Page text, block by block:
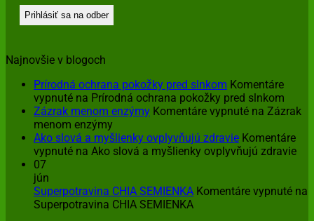
Najnovšie v blogoch
Prírodná ochrana pokožky pred slnkom Komentáre
vypnuté na Prírodná ochrana pokožky pred slnkom
Zázrak menom enzýmy Komentáre vypnuté na Zázrak
menom enzýmy
Ako slová a myšlienky ovplyvňujú zdravie Komentáre
vypnuté na Ako slová a myšlienky ovplyvňujú zdravie
07
jún
Superpotravina CHIA SEMIENKA Komentáre vypnuté na
Superpotravina CHIA SEMIENKA